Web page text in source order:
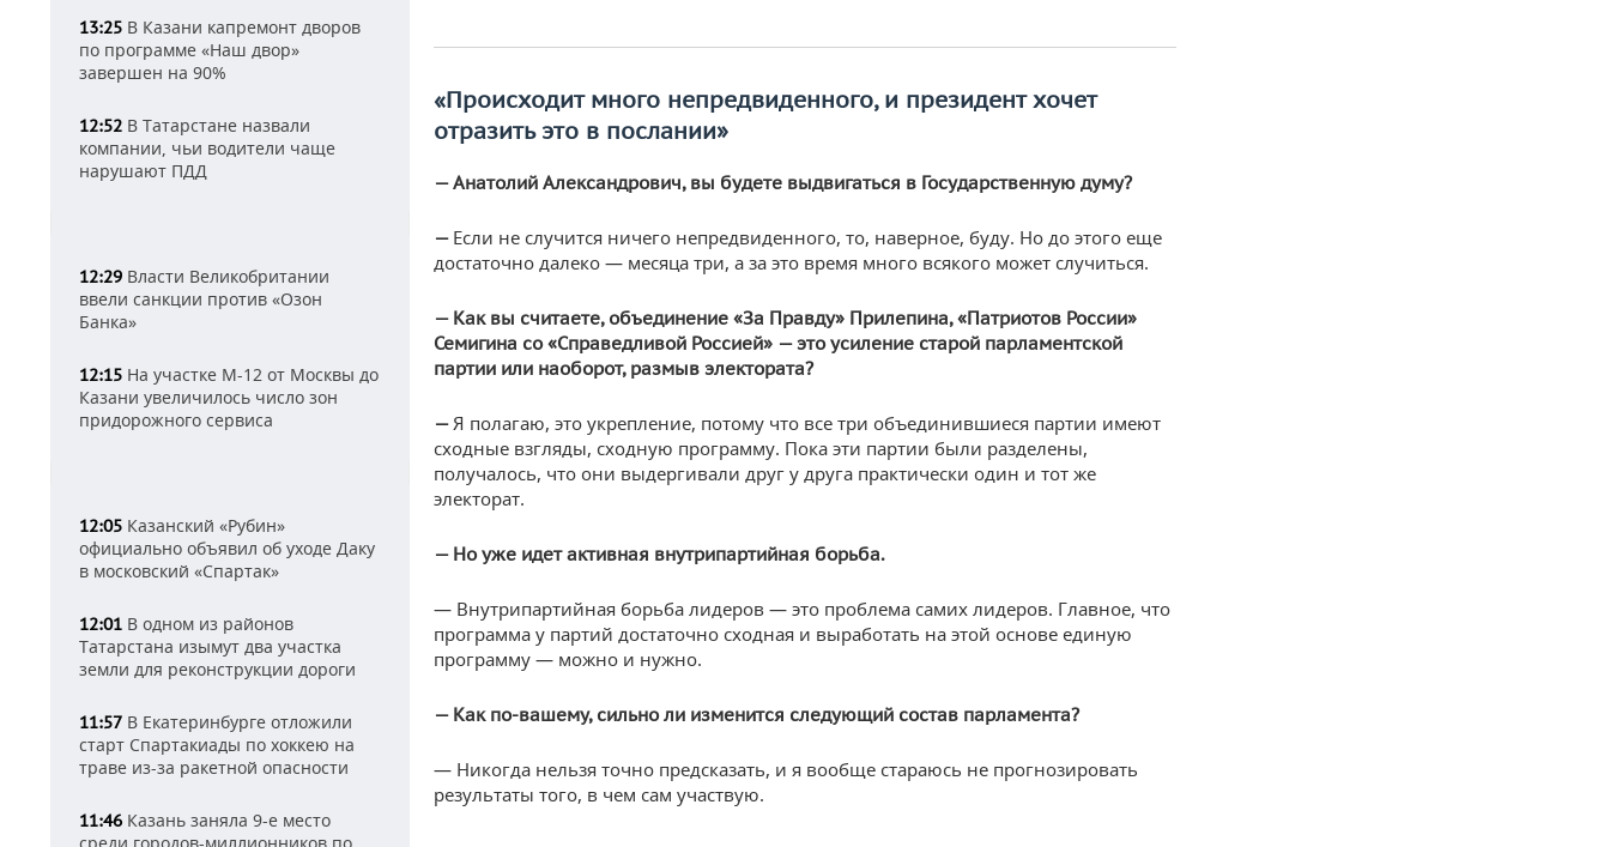
13:25 В Казани капремонт дворов
по программе «Наш двор»
завершен на 90%
12:52 В Татарстане назвали
компании, чьи водители чаще
нарушают ПДД
12:29 Власти Великобритании
ввели санкции против «Озон
Банка»
12:15 На участке М-12 от Москвы до
Казани увеличилось число зон
придорожного сервиса
12:05 Казанский «Рубин»
официально объявил об уходе Даку
в московский «Спартак»
12:01 В одном из районов
Татарстана изымут два участка
земли для реконструкции дороги
11:57 В Екатеринбурге отложили
старт Спартакиады по хоккею на
траве из-за ракетной опасности
11:46 Казань заняла 9-е место
«Происходит много непредвиденного, и президент хочет
отразить это в послании»
— Анатолий Александрович, вы будете выдвигаться в Государственную думу?
— Если не случится ничего непредвиденного, то, наверное, буду. Но до этого еще
достаточно далеко — месяца три, а за это время много всякого может случиться.
— Как вы считаете, объединение «За Правду» Прилепина, «Патриотов России»
Семигина со «Справедливой Россией» — это усиление старой парламентской
партии или наоборот, размыв электората?
—Я полагаю, это укрепление, потому что все три объединившиеся партии имеют
сходные взгляды, сходную программу. Пока эти партии были разделены,
получалось, что они выдергивали друг у друга практически один и тот же
электорат.
— Но уже идет активная внутрипартийная борьба.
— Внутрипартийная борьба лидеров — это проблема самих лидеров. Главное, что
программа у партий достаточно сходная и выработать на этой основе единую
программу — можно и нужно.
— Как по-вашему, сильно ли изменится следующий состав парламента?
— Никогда нельзя точно предсказать, и я вообще стараюсь не прогнозировать
результаты того, в чем сам участвую.